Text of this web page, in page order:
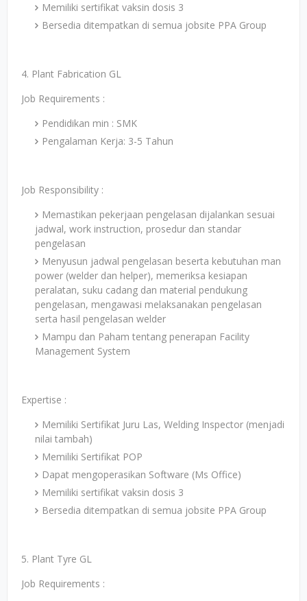
Memiliki sertifikat vaksin dosis 3
Bersedia ditempatkan di semua jobsite PPA Group
4. Plant Fabrication GL
Job Requirements :
Pendidikan min : SMK
Pengalaman Kerja: 3-5 Tahun
Job Responsibility :
Memastikan pekerjaan pengelasan dijalankan sesuai
jadwal, work instruction, prosedur dan standar
pengelasan
Menyusun jadwal pengelasan beserta kebutuhan man
power (welder dan helper), memeriksa kesiapan
peralatan, suku cadang dan material pendukung
pengelasan, mengawasi melaksanakan pengelasan
serta hasil pengelasan welder
Mampu dan Paham tentang penerapan Facility
Management System
Expertise :
Memiliki Sertifikat Juru Las, Welding Inspector (menjadi
nilai tambah)
Memiliki Sertifikat POP
Dapat mengoperasikan Software (Ms Office)
Memiliki sertifikat vaksin dosis 3
Bersedia ditempatkan di semua jobsite PPA Group
5. Plant Tyre GL
Job Requirements :